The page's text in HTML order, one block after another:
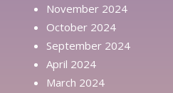
November 2024
October 2024
September 2024
April 2024
March 2024